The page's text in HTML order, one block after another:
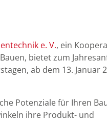
e. V., ein
bietet zum
ab dem 13. Januar
Potenziale für Ihren
ihre Produkt- und